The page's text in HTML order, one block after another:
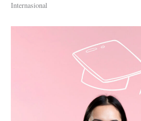
Internasional